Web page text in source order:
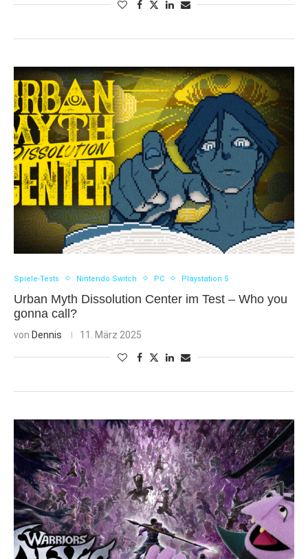
Spiele-Tests Nintendo Switch PC Playstation 5
Urban Myth Dissolution Center im Test – Who you
gonna call?
von Dennis 11. März 2025